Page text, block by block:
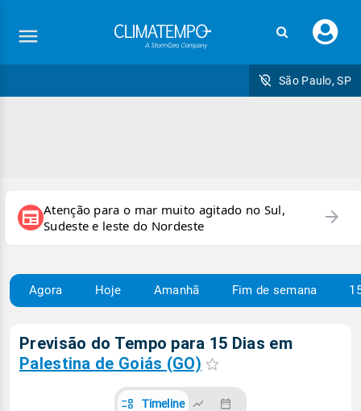
seu
São Paulo, SP
newspaper Atenção para o mar muito agitado no Sul,
Sudeste e leste do Nordeste
arrow_forward
Agora Hoje Amanhã Fim de semana
Previsão do Tempo para 15 Dias em
Palestina de Goiás (GO)
Timeline